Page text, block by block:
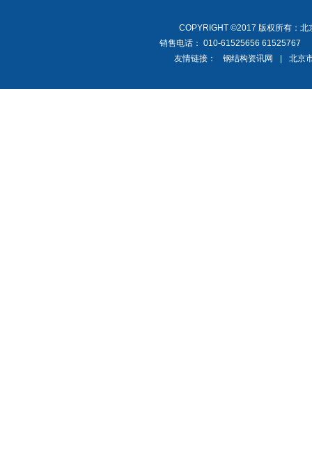
COPYRIGHT ©2017 版权所有：
销售电话： 010-61525656 61525767
友情链接：
钢结构资讯网 北京